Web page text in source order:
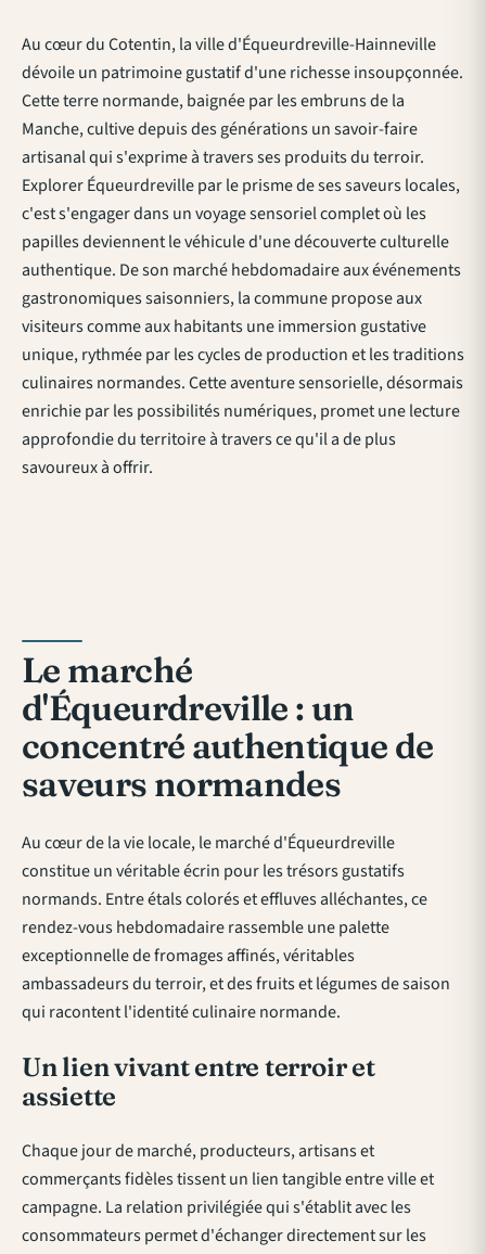
Au cœur du Cotentin, la ville d'Équeurdreville-Hainneville
dévoile un patrimoine gustatif d'une richesse insoupçonnée.
Cette terre normande, baignée par les embruns de la
Manche, cultive depuis des générations un savoir-faire
artisanal qui s'exprime à travers ses produits du terroir.
Explorer Équeurdreville par le prisme de ses saveurs locales,
c'est s'engager dans un voyage sensoriel complet où les
papilles deviennent le véhicule d'une découverte culturelle
authentique. De son marché hebdomadaire aux événements
gastronomiques saisonniers, la commune propose aux
visiteurs comme aux habitants une immersion gustative
unique, rythmée par les cycles de production et les traditions
culinaires normandes. Cette aventure sensorielle, désormais
enrichie par les possibilités numériques, promet une lecture
approfondie du territoire à travers ce qu'il a de plus
savoureux à offrir.
Le marché
d'Équeurdreville : un
concentré authentique de
saveurs normandes
Au cœur de la vie locale, le marché d'Équeurdreville
constitue un véritable écrin pour les trésors gustatifs
normands. Entre étals colorés et effluves alléchantes, ce
rendez-vous hebdomadaire rassemble une palette
exceptionnelle de fromages affinés, véritables
ambassadeurs du terroir, et des fruits et légumes de saison
qui racontent l'identité culinaire normande.
Un lien vivant entre terroir et
assiette
Chaque jour de marché, producteurs, artisans et
commerçants fidèles tissent un lien tangible entre ville et
campagne. La relation privilégiée qui s'établit avec les
consommateurs permet d'échanger directement sur les